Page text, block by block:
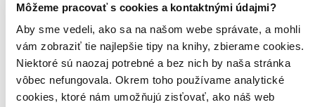
Môžeme pracovať s cookies a kontaktnými údajmi?
Aby sme vedeli, ako sa na našom webe správate, a mohli
vám zobraziť tie najlepšie tipy na knihy, zbierame cookies.
Niektoré sú naozaj potrebné a bez nich by naša stránka
vôbec nefungovala. Okrem toho používame analytické
cookies, ktoré nám umožňujú zisťovať, ako náš web